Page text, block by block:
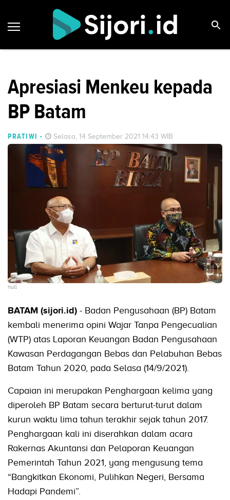
Apresiasi Menkeu kepada
BP Batam
PRATIWI - Selasa, 14 September 2021 14:43 WIB
null
BATAM (sijori.id) - Badan Pengusahaan (BP) Batam
kembali menerima opini Wajar Tanpa Pengecualian
(WTP) atas Laporan Keuangan Badan Pengusahaan
Kawasan Perdagangan Bebas dan Pelabuhan Bebas
Batam Tahun 2020, pada Selasa (14/9/2021).
Capaian ini merupakan Penghargaan kelima yang
diperoleh BP Batam secara berturut-turut dalam
kurun waktu lima tahun terakhir sejak tahun 2017.
Penghargaan kali ini diserahkan dalam acara
Rakernas Akuntansi dan Pelaporan Keuangan
Pemerintah Tahun 2021, yang mengusung tema
“Bangkitkan Ekonomi, Pulihkan Negeri, Bersama
Hadapi Pandemi”.